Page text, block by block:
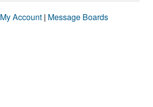
My Account | Message Boards